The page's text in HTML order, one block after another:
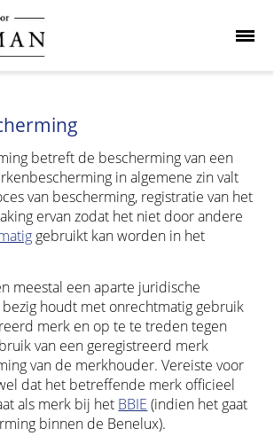
betreft de bescherming van een
in algemene zin valt
van bescherming, registratie van het
ervan zodat het niet door andere
gebruikt kan worden in het
meestal een aparte juridische
houdt met onrechtmatig gebruik
merk en op te te treden tegen
van een geregistreerd merk
van de merkhouder. Vereiste voor
dat het betreffende merk officieel
als merk bij het BBIE (indien het gaat
binnen de Benelux).